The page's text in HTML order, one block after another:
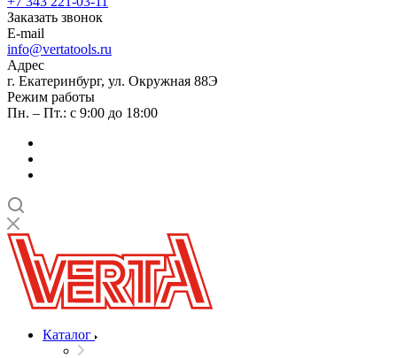
Заказать звонок
E-mail
info@vertatools.ru
Адрес
г. Екатеринбург, ул. Окружная 88Э
Режим работы
Пн. – Пт.: с 9:00 до 18:00
Каталог